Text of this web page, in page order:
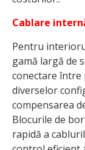
Cablare
Pentru
gamă largă de
conectare între
diverselor
compensarea
Blocurile de
rapidă a